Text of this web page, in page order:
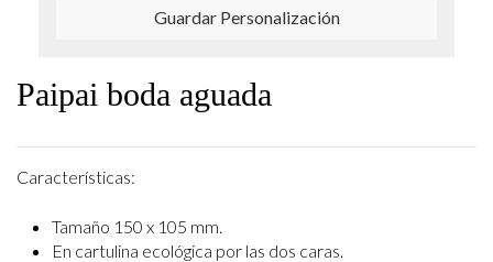
Guardar Personalización
Paipai boda aguada
Características:
Tamaño 150 x 105 mm.
En cartulina ecológica por las dos caras.